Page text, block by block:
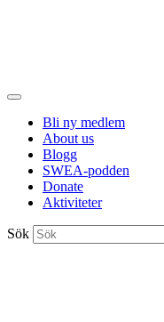
Bli ny medlem
About us
Blogg
SWEA-podden
Donate
Aktiviteter
Sök